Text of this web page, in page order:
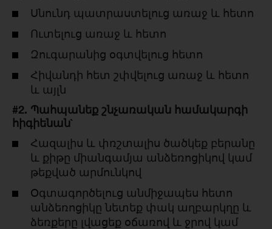
Սնունդ պատրաստելուց առաջ և հետո
Ուտելուց առաջ և հետո
Զուգարանից օգտվելուց հետո
Հիվանդի հետ շփվելուց առաջ և հետո
և այլն
#2. Պահպանեք շնչառական համակարգի
հիգիենան`
Հազալիս և փռշտալիս ծածկեք բերանը
և քիթը միանգամյա անձեռոցիկով կամ
թեքված արմունկով
Օգտագործելուց անմիջապես հետո
անձեռոցիկը նետեք փակ աղբարկղը և
ձեռքերը լվացեք օճառով և ջրով կամ